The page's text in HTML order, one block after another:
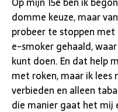
domme keuze, maar
probeer te stoppen met
e-smoker gehaald,
kunt doen. En dat help
met roken, maar ik lees
verbieden en alleen
die manier gaat het mij